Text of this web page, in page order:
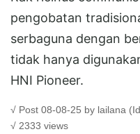
pengobatan
serbaguna dengan
tidak hanya
HNI Pioneer.
√ Post 08-08-25 by lailana
√ 2333 views